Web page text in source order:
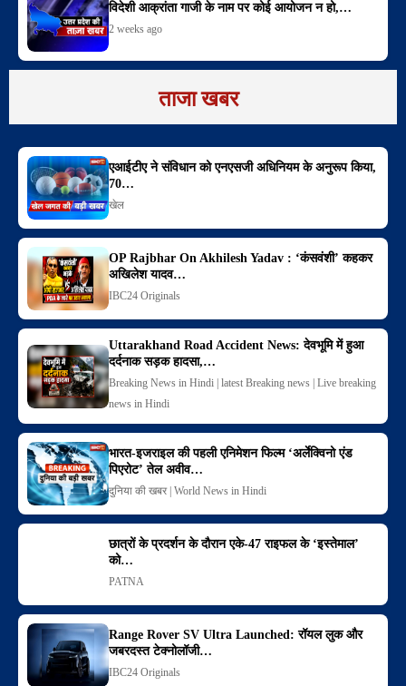
विदेशी आक्रांता गाजी के नाम पर कोई आयोजन न हो,…
2 weeks ago
ताजा खबर
एआईटीए ने संविधान को एनएसजी अधिनियम के अनुरूप किया,
70…
खेल
OP Rajbhar On Akhilesh Yadav : ‘कंसवंशी’ कहकर
अखिलेश यादव…
IBC24 Originals
Uttarakhand Road Accident News: देवभूमि में हुआ
दर्दनाक सड़क हादसा,…
Breaking News in Hindi | latest Breaking news | Live breaking
news in Hindi
भारत-इजराइल की पहली एनिमेशन फिल्म ‘अर्लेक्विनो एंड
पिएरोट’ तेल अवीव…
दुनिया की खबर | World News in Hindi
छात्रों के प्रदर्शन के दौरान एके-47 राइफल के ‘इस्तेमाल’
को…
PATNA
Range Rover SV Ultra Launched: रॉयल लुक और
जबरदस्त टेक्नोलॉजी…
IBC24 Originals